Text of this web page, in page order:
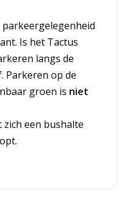
Is het Tactus
langs de
Parkeren op de
groen is niet
een bushalte